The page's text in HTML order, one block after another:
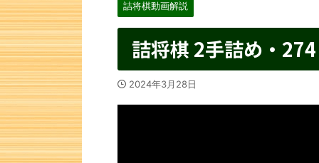
詰将棋動画解説
詰将棋 2手詰め・
2024年3月28日